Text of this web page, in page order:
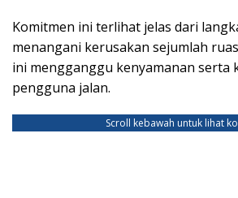
Komitmen ini terlihat jelas dari
menangani kerusakan sejumlah
ini mengganggu kenyamanan serta
pengguna jalan.
Scroll kebawah untuk lihat